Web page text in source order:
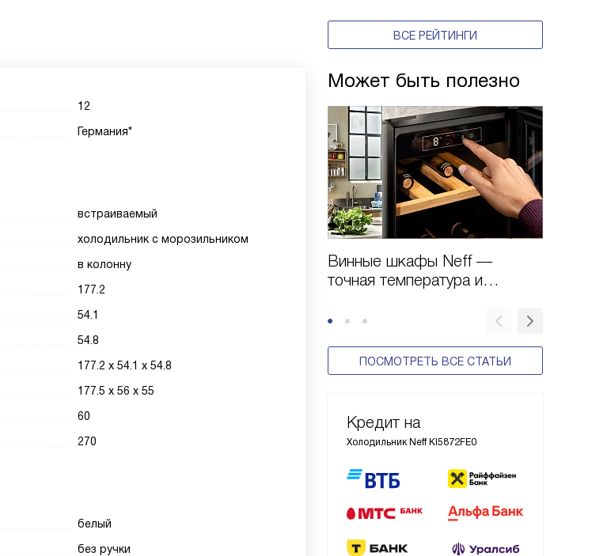
ВСЕ РЕЙТИНГИ
Может быть полезно
Винные шкафы Neff —
точная температура и
коллекцией напитков
ПОСМОТРЕТЬ ВСЕ СТАТЬИ
Кредит на
Холодильник Neff KI5872FE0
12
Германия*
встраиваемый
холодильник с морозильником
в колонну
177.2
54.1
54.8
177.2 х 54.1 х 54.8
177.5 х 56 х 55
60
270
белый
без ручки